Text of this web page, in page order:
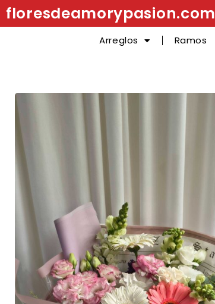
floresdeamorypasion.com
Arreglos Ramos